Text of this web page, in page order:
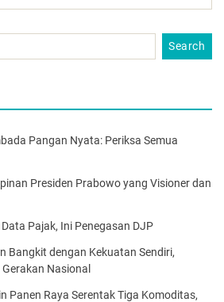
Pangan Nyata: Periksa Semua
Presiden Prabowo yang Visioner dan
Pajak, Ini Penegasan DJP
Bangkit dengan Kekuatan Sendiri,
Nasional
Panen Raya Serentak Tiga Komoditas,